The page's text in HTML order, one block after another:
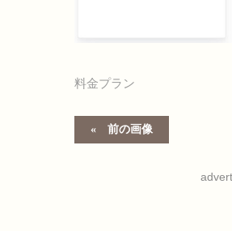
料金プラン
前の画像